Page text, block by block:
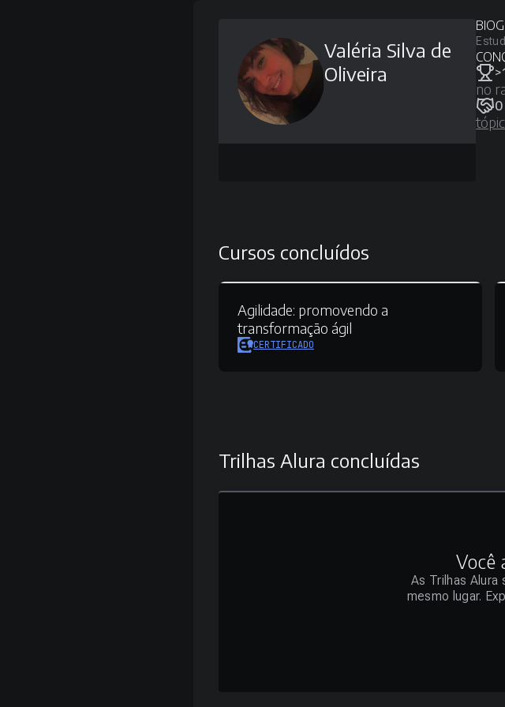
Valéria Silva de
Oliveira
no
0
Cursos concluídos
Agilidade: promovendo a
transformação ágil
CERTIFICADO
Trilhas Alura concluídas
Você
As Trilhas
mesmo lugar.